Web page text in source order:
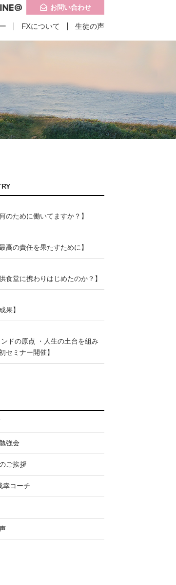
お問い合わせ
FXについて
りは
生徒の声
の成
のために働いてますか？】
高の責任を果たすために】
食堂に携わりはじめたのか？】
果】
ンドの原点 ・人生の土台を組み
セミナー開催】
強会
ご挨拶
幸コーチ